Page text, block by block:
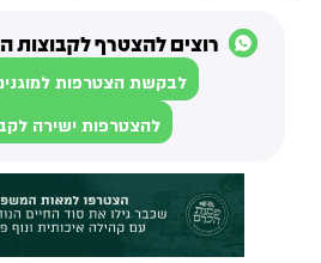
רוצים להצטרף לקבוצות
לבקשת הצטרפות
להצטרפות ישירה